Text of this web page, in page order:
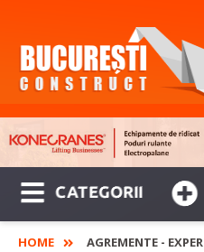
CATEGORII
HOME AGREMENTE -